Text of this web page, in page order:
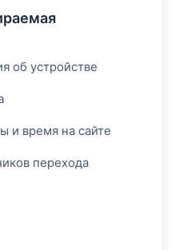
об устройстве
и время на сайте
перехода